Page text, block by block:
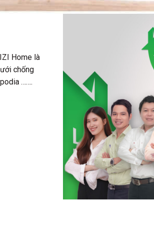
Home là
chống
…….